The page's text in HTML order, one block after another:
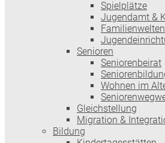
Spielplätze
Jugendamt &
Familienwelten
Senioren
Seniorenbeirat
Wohnen im
Gleichstellung
Migration &
Bildung